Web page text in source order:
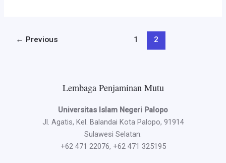
IAIN
← Previous 1 2
Lembaga Penjaminan Mutu
Universitas Islam Negeri Palopo
Jl. Agatis, Kel. Balandai Kota Palopo, 91914
Sulawesi Selatan.
+62 471 22076, +62 471 325195